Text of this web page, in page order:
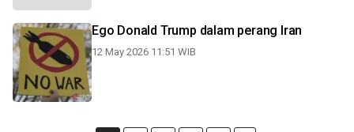
Ego Donald Trump dalam perang Iran
12 May 2026 11:51 WIB